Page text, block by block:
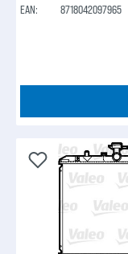
EAN:
8718042097965